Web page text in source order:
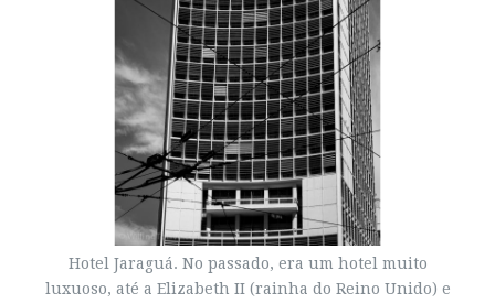
Hotel Jaraguá. No passado, era um hotel muito
luxuoso, até a Elizabeth II (rainha do Reino Unido) e